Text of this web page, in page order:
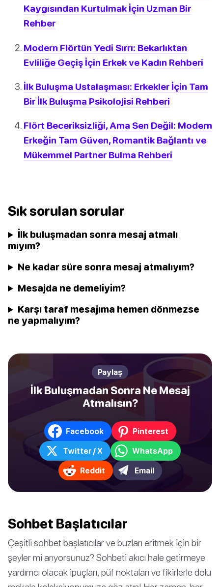
Kaygısından Kurtulmak İçin Uzman Bir
Rehber
Modern Flörtün Yedi Sırrı: Bekarlıktan
Evliliğe Geçiş İçin Erkek ve Kadın Rehberi
İlk Buluşma Ustalaşması: Erkekler İçin Tam
Bir İlk Buluşma Psikolojisi Rehberi
Flört Beceriksizliği, Ama Sen Değil: Modern
Erkeğin Tam Güven, Romantik Bağlantı ve
Mükemmel Partner Bulma Rehberi
Sık sorulan sorular
İlk buluşmadan sonra mesaj atmalı
mıyım?
Ne kadar süre sonra mesaj atmalıyım?
Mesajda ne demeliyim?
Karşı taraf mesajıma hemen dönmezse
ne yapmalıyım?
Paylaş
İlk Buluşmadan Sonra Ne Mesaj
Atmalısın?
Facebook Pinterest
Twitter / X WhatsApp
Reddit Email
Sohbet Başlatıcılar
Çeşitli sohbet başlatıcılar ve buzları eritmek için bir
şeyler mi arıyorsunuz? Sohbeti akıcı hale getirmeye
yardımcı olacak ipuçları, püf noktaları ve fikirlerle dolu